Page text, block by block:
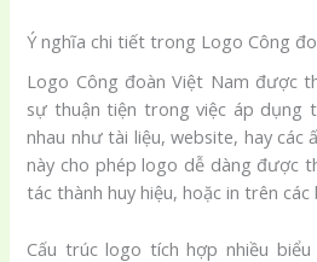
Ý nghĩa chi tiết trong Logo Công
Logo Công đoàn Việt Nam được
sự thuận tiện trong việc áp dụng
nhau như tài liệu, website, hay các
này cho phép logo dễ dàng được
tác thành huy hiệu, hoặc in trên
Cấu trúc logo tích hợp nhiều